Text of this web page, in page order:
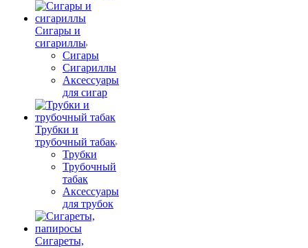
Сигары и
сигариллы
Сигары
Сигариллы
Аксессуары
для сигар
Трубки и
трубочный табак
Трубки
Трубочный
табак
Аксессуары
для трубок
Сигареты,